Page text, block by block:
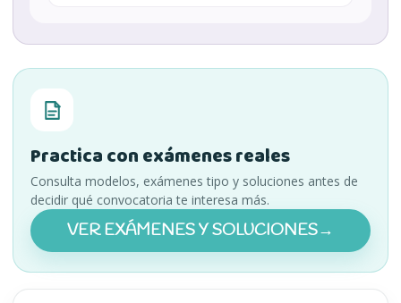
Practica con exámenes reales
Consulta modelos, exámenes tipo y soluciones antes de
decidir qué convocatoria te interesa más.
VER EXÁMENES Y SOLUCIONES→
(SE ABRE EN UNA